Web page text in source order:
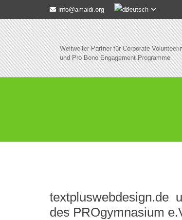
info@amaidi.org Deutsch
Weltweiter Partner für Corporate
und Pro Bono Engagement Programme
textpluswebdesign.de
des PROgymnasium